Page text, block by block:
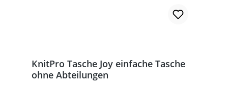
KnitPro Tasche Joy einfache Tasche
ohne Abteilungen